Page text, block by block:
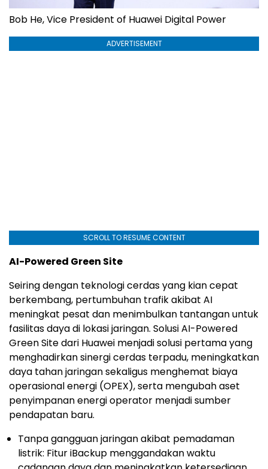
Bob He, Vice President of Huawei Digital Power
ADVERTISEMENT
SCROLL TO RESUME CONTENT
AI-Powered Green Site
Seiring dengan teknologi cerdas yang kian cepat
berkembang, pertumbuhan trafik akibat AI
meningkat pesat dan menimbulkan tantangan untuk
fasilitas daya di lokasi jaringan. Solusi AI-Powered
Green Site dari Huawei menjadi solusi pertama yang
menghadirkan sinergi cerdas terpadu, meningkatkan
daya tahan jaringan sekaligus menghemat biaya
operasional energi (OPEX), serta mengubah aset
penyimpanan energi operator menjadi sumber
pendapatan baru.
Tanpa gangguan jaringan akibat pemadaman
listrik: Fitur iBackup menggandakan waktu